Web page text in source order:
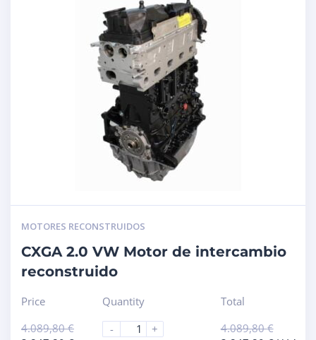
MOTORES RECONSTRUIDOS
CXGA 2.0 VW Motor de intercambio
reconstruido
Price
4.089,80€
Quantity
-
+
Total
4.089,80€